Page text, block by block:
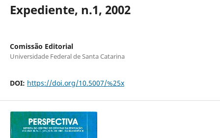
Expediente, n.1, 2002
Comissão Editorial
Universidade Federal de Santa Catarina
DOI: https://doi.org/10.5007/%25x